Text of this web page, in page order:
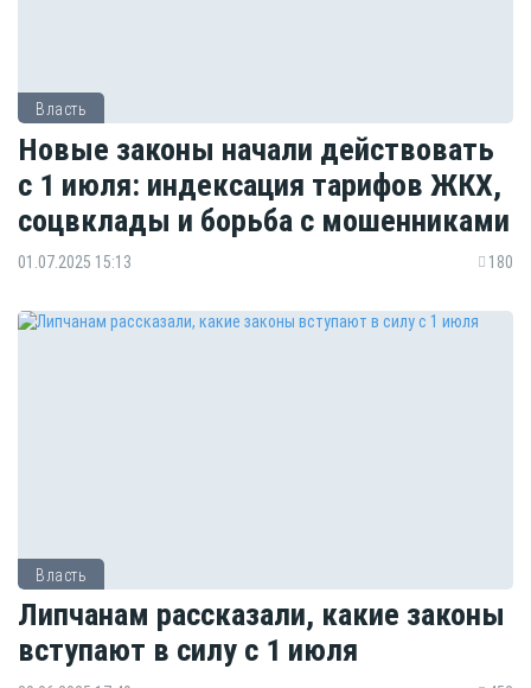
Власть
Новые законы начали действовать
с 1 июля: индексация тарифов ЖКХ,
соцвклады и борьба с мошенниками
01.07.2025 15:13 180
Власть
Липчанам рассказали, какие законы
вступают в силу с 1 июля